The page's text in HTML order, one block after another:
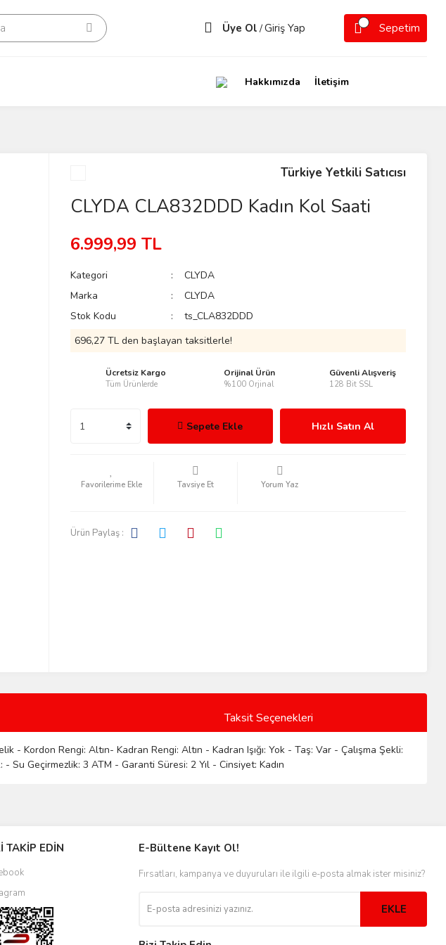
Üye Ol /Giriş Yap Sepetim
Hakkımızda İletişim
Türkiye Yetkili Satıcısı
CLYDA CLA832DDD Kadın Kol Saati
6.999,99 TL
Kategori
CLYDA
Marka
CLYDA
Stok Kodu
ts_CLA832DDD
696,27 TL den başlayan taksitlerle!
Ücretsiz Kargo
Tüm Ürünlerde
Orijinal Ürün
%100 Orjinal
Güvenli Alışveriş
128 Bit SSL
Sepete Ekle Hızlı Satın Al
Tavsiye Et Yorum Yaz
Ürün Paylaş :
Taksit Seçenekleri
Kordon Rengi: Altın- Kadran Rengi: Altın - Kadran Işığı: Yok - Taş: Var - Çalışma Şekli:
Geçirmezlik: 3 ATM - Garanti Süresi: 2 Yıl - Cinsiyet: Kadın
TAKİP EDİN E-Bültene Kayıt Ol!
Fırsatları, kampanya ve duyuruları ile ilgili e-posta almak ister misiniz?
EKLE